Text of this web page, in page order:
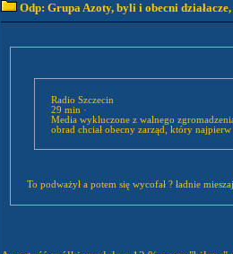
Odp: Grupa Azoty, byli i obecni działacze,
Radio Szczecin
29 min ·
Media wykluczone z walnego
obrad chciał obecny zarząd, który
To podważył a potem się wycofał ?